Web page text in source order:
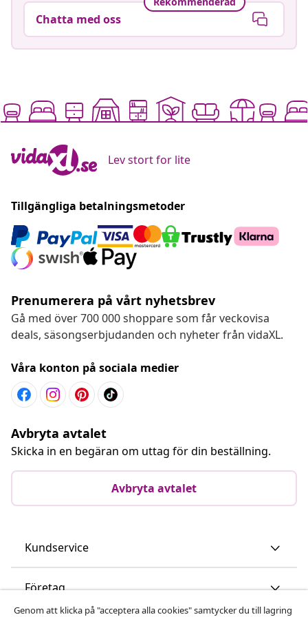
Chatta med oss
Lev stort for lite
Tillgängliga betalningsmetoder
Prenumerera på vårt nyhetsbrev
Gå med över 700 000 shoppare som får veckovisa
deals, säsongserbjudanden och nyheter från vidaXL.
Våra konton på sociala medier
Avbryta avtalet
Skicka in en begäran om uttag för din beställning.
Avbryta avtalet
Kundservice
Företag
Genom att klicka på "acceptera alla cookies" samtycker du till lagring